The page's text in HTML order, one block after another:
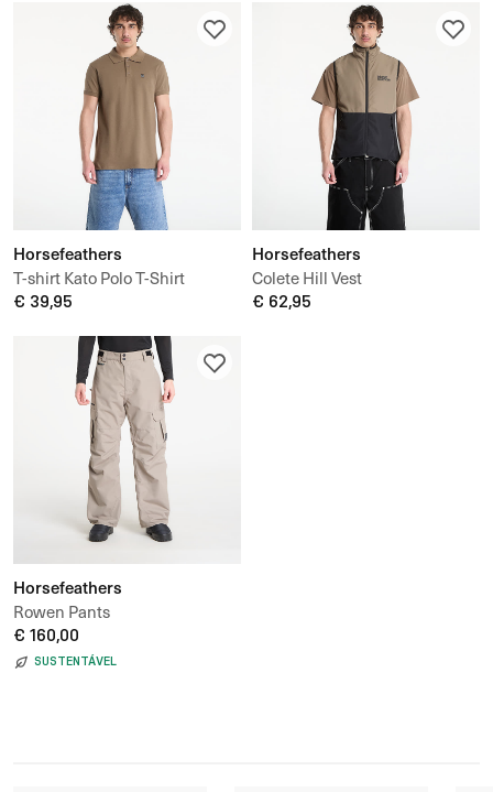
Horsefeathers
T-shirt Kato Polo T-Shirt
€ 39,95
Horsefeathers
Colete Hill Vest
€ 62,95
Horsefeathers
Rowen Pants
€ 160,00
SUSTENTÁVEL